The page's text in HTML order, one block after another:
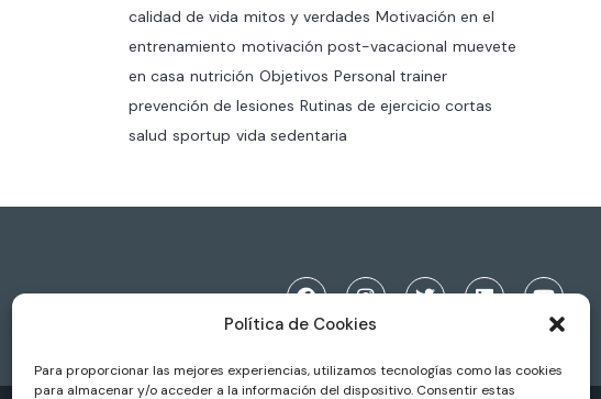
Política de Cookies
Para proporcionar las mejores experiencias, utilizamos tecnologías como las cookies
para almacenar y/o acceder a la información del dispositivo. Consentir estas
calidad de vida mitos y verdades Motivación en el
entrenamiento motivación post-vacacional muevete
en casa nutrición Objetivos Personal trainer
prevención de lesiones Rutinas de ejercicio cortas
salud sportup vida sedentaria